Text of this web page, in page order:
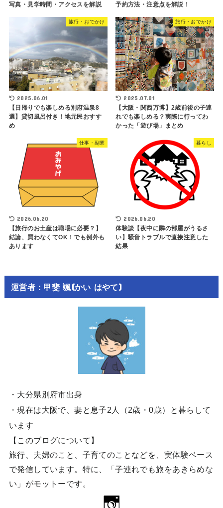
写真・見学時間・アクセスを解説
予約方法・注意点を解説！
旅行・おでかけ
2025.06.01
【日帰りでも楽しめる別府温泉8
選】貸切風呂付き！地元民おすす
め
旅行・おでかけ
2025.07.01
【大阪・関西万博】2歳前後の子連
れでも楽しめる？実際に行ってわ
かった「遊び場」まとめ
仕事・副業
2026.06.20
【旅行のお土産は職場に必要？】
結論、買わなくてOK！でも例外も
あります
暮らし
2026.06.20
体験談【夜中に隣の部屋がうるさ
い】騒音トラブルで直接注意した
結果
運営者：甲斐 颯(かい はやて)
・大分県別府市出身
・現在は大阪で、妻と息子2人（2歳・0歳）と暮らして
います
【このブログについて】
旅行、夫婦のこと、子育てのことなどを、実体験ベース
で発信しています。特に、「子連れでも旅をあきらめな
い」がモットーです。